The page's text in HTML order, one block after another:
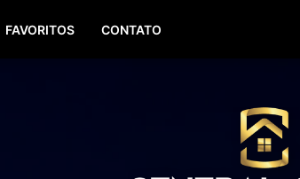
FAVORITOS CONTATO